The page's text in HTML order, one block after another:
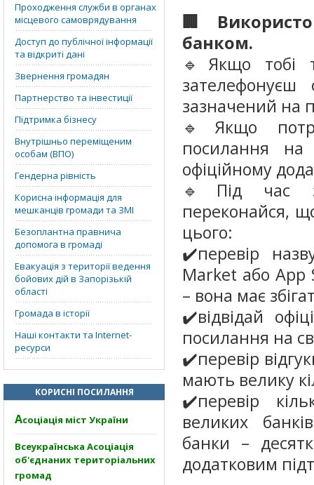
Проходження служби в органах
місцевого самоврядування
Доступ до публічної інформації
та відкриті дані
Звернення громадян
Партнерство та інвестиції
Підтримка бізнесу
Внутрішньо переміщеним
особам (ВПО)
Гендерна рівність
Корисна інформація для
мешканців громади та ЗМІ
Безоплантна правнича
допомога в громаді
Евакуація з території ведення
бойових дій в Запорізькій
області
Громада в історії
Наші контакти та Internet-
ресурси
КОРИСНІ ПОСИЛАННЯ
Асоціація міст України
Всеукраїнська Асоціація
об'єднаних територіальних
громад
🏢
банком.
🔹Якщо тобі
зателефонуєш
зазначений на
🔹Якщо
посилання на
офіційному
🔹Під час
переконайся,
цього:
✔️перевір
Market або App
– вона має
✔️відвідай
посилання на
✔️перевір
мають велику
✔️перевір
великих
банки –
додатковим